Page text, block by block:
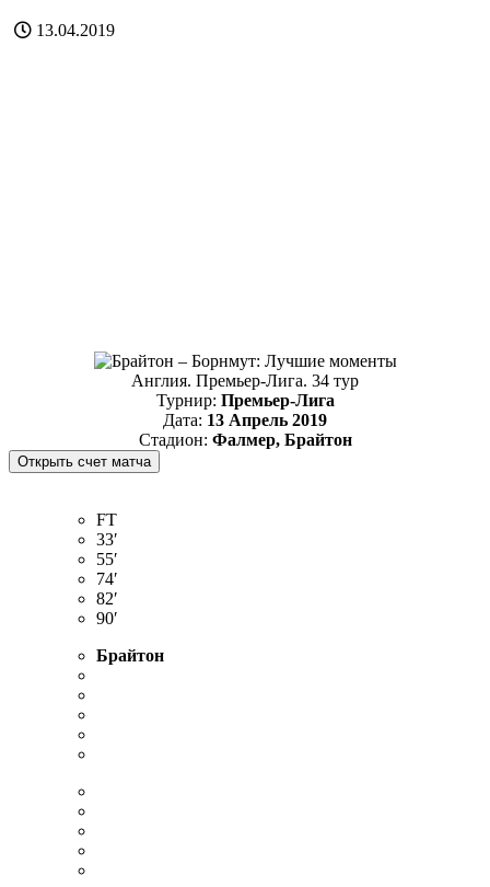
13.04.2019
Англия. Премьер-Лига. 34 тур
Турнир: Премьер-Лига
Дата: 13 Апрель 2019
Стадион: Фалмер, Брайтон
FT
33′
55′
74′
82′
90′
Брайтон